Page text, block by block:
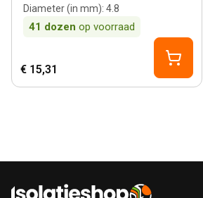
Diameter (in mm): 4.8
41 dozen op voorraad
€ 15,31